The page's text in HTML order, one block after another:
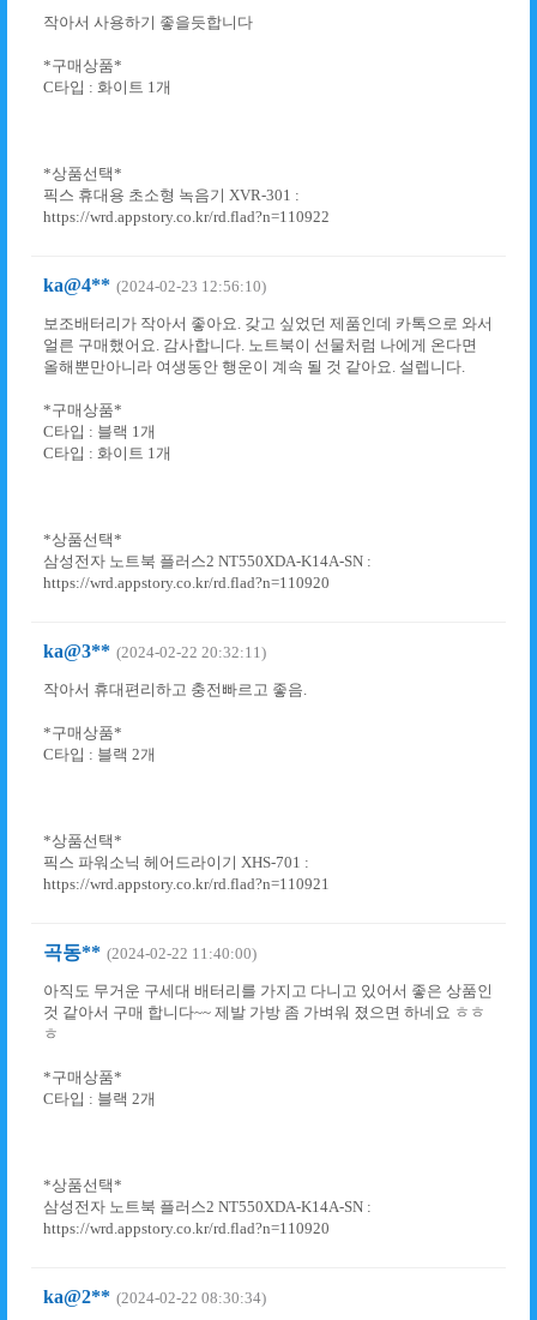
작아서 사용하기 좋을듯합니다
*구매상품*
C타입 : 화이트 1개
*상품선택*
픽스 휴대용 초소형 녹음기 XVR-301 :
https://wrd.appstory.co.kr/rd.flad?n=110922
ka@4** (2024-02-23 12:56:10)
보조배터리가 작아서 좋아요. 갖고 싶었던 제품인데 카톡으로 와서
얼른 구매했어요. 감사합니다. 노트북이 선물처럼 나에게 온다면
올해뿐만아니라 여생동안 행운이 계속 될 것 같아요. 설렙니다.
*구매상품*
C타입 : 블랙 1개
C타입 : 화이트 1개
*상품선택*
삼성전자 노트북 플러스2 NT550XDA-K14A-SN :
https://wrd.appstory.co.kr/rd.flad?n=110920
ka@3** (2024-02-22 20:32:11)
작아서 휴대편리하고 충전빠르고 좋음.
*구매상품*
C타입 : 블랙 2개
*상품선택*
픽스 파워소닉 헤어드라이기 XHS-701 :
https://wrd.appstory.co.kr/rd.flad?n=110921
곡동** (2024-02-22 11:40:00)
아직도 무거운 구세대 배터리를 가지고 다니고 있어서 좋은 상품인
것 같아서 구매 합니다~~ 제발 가방 좀 가벼워 졌으면 하네요 ㅎㅎ
ㅎ
*구매상품*
C타입 : 블랙 2개
*상품선택*
삼성전자 노트북 플러스2 NT550XDA-K14A-SN :
https://wrd.appstory.co.kr/rd.flad?n=110920
ka@2** (2024-02-22 08:30:34)